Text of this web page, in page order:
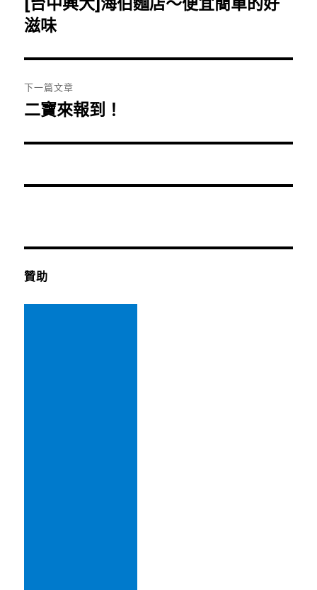
導
覽
一
文
章:
滋味
下一篇文章
下
篇
章:
二寶來報到！
贊助